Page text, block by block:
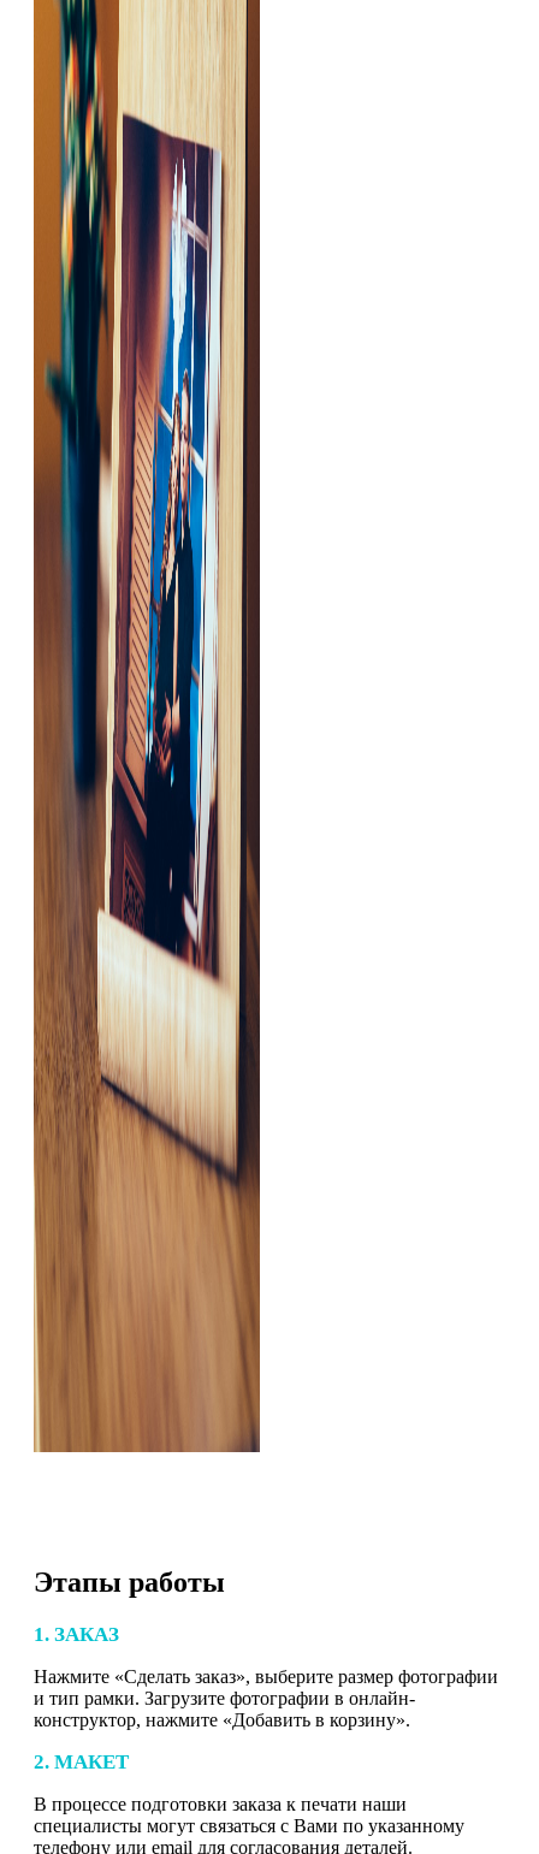
Этапы работы
1. ЗАКАЗ
Нажмите «Сделать заказ», выберите размер фотографии
и тип рамки. Загрузите фотографии в онлайн-
конструктор, нажмите «Добавить в корзину».
2. МАКЕТ
В процессе подготовки заказа к печати наши
специалисты могут связаться с Вами по указанному
телефону или email для согласования деталей.